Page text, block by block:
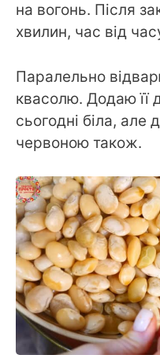
на вогонь. Після
хвилин, час від
Паралельно
квасолю. Додаю її
сьогодні біла,
червоною також.